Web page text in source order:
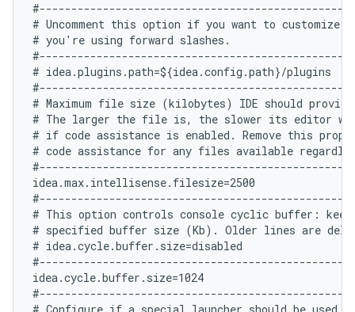
# Uncomment this option if you want to
# you're using forward slashes.
# idea.plugins.path=${idea.config.path}/plugins
# Maximum file size (kilobytes) IDE should
# The larger the file is, the slower its editor
# if code assistance is enabled. Remove this
# code assistance for any files available
idea.max.intellisense.filesize=2500
# This option controls console cyclic buffer:
# specified buffer size (Kb). Older lines are
# idea.cycle.buffer.size=disabled
idea.cycle.buffer.size=1024